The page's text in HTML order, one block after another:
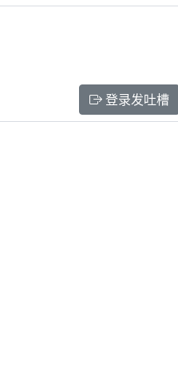
登录发吐槽